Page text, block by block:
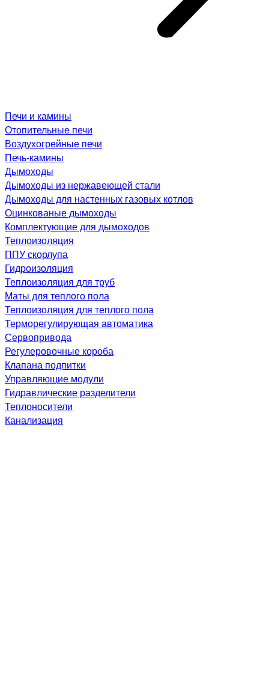
Печи и камины
Отопительные печи
Воздухогрейные печи
Печь-камины
Дымоходы
Дымоходы из нержавеющей стали
Дымоходы для настенных газовых котлов
Оцинкованые дымоходы
Комплектующие для дымоходов
Теплоизоляция
ППУ скорлупа
Гидроизоляция
Теплоизоляция для труб
Маты для теплого пола
Теплоизоляция для теплого пола
Терморегулирующая автоматика
Сервопривода
Регулеровочные короба
Клапана подпитки
Управляющие модули
Гидравлические разделители
Теплоносители
Канализация